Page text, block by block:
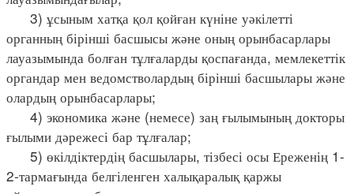
3) ұсыным хатқа қол қойған күніне уәкілетті
органның бірінші басшысы және оның орынбасарлары
лауазымында болған тұлғаларды қоспағанда, мемлекеттік
органдар мен ведомстволардың бірінші басшылары және
олардың орынбасарлары;
4) экономика және (немесе) заң ғылымының докторы
ғылыми дәрежесі бар тұлғалар;
5) өкілдіктердің басшылары, тізбесі осы Ереженің 1-
2-тармағында белгіленген халықаралық қаржы